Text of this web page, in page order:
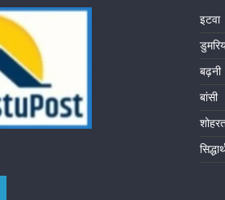
इटवा
बढ़नी
बांसी